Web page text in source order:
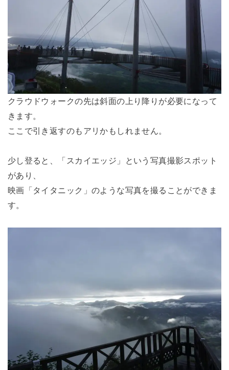
クラウドウォークの先は斜面の上り降りが必要になって
きます。
ここで引き返すのもアリかもしれません。
少し登ると、「スカイエッジ」という写真撮影スポット
があり、
映画「タイタニック」のような写真を撮ることができま
す。